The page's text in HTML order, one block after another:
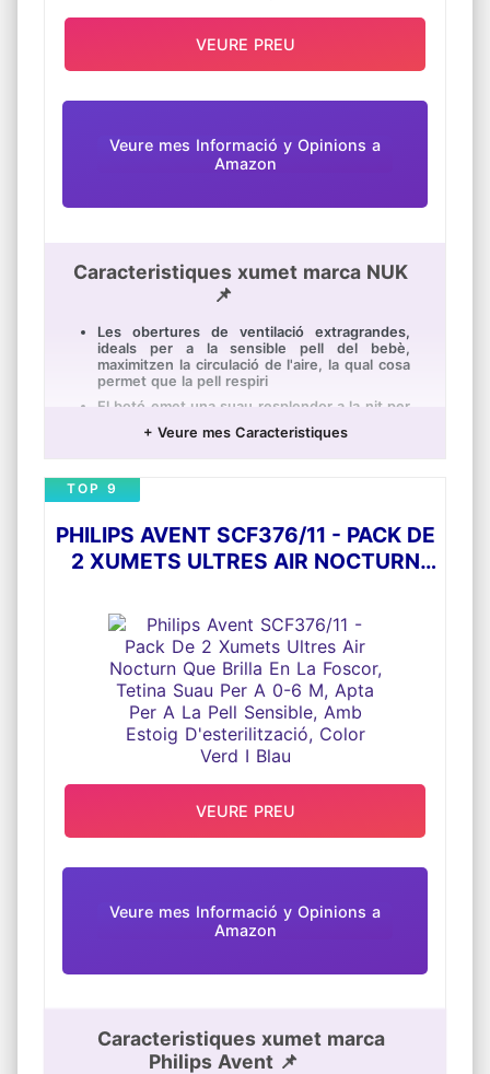
Veure mes Informació y Opinions a
Amazon
Caracteristiques xumet marca NUK
📌
Les obertures de ventilació extragrandes,
ideals per a la sensible pell del bebè,
maximitzen la circulació de l'aire, la qual cosa
permet que la pell respiri
El botó emet una suau resplendor a la nit per
durant la lactància per a aconseguir una
sensació natural i agradable
dents i la mandíbula en exercitar els llavis, la
llengua i els músculs facials del bebè
Producte fabricat a Alemanya; sense BPA;
inclou un estoig de transport reutilitzable
que pot usar-se en el microones
VEURE PREU
+ Veure mes Caracteristiques
PHILIPS AVENT SCF376/11 - PACK DE
2 XUMETS ULTRES AIR NOCTURN
SUAU PER A 0-6 M, APTA PER A LA
PELL SENSIBLE, AMB ESTOIG
D'ESTERILITZACIÓ, COLOR VERD I
BLAU
TOP 9
Veure mes Informació y Opinions a
Amazon
Caracteristiques xumet marca
Philips Avent 📌
VEURE PREU